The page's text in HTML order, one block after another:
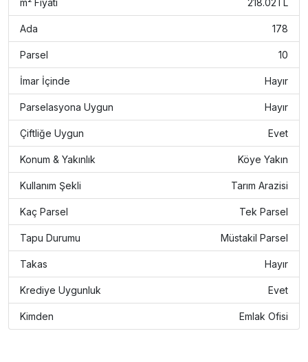
m² Fiyatı 218.02TL
Ada 178
Parsel 10
İmar İçinde Hayır
Parselasyona Uygun Hayır
Çiftliğe Uygun Evet
Konum & Yakınlık Köye Yakın
Kullanım Şekli Tarım Arazisi
Kaç Parsel Tek Parsel
Tapu Durumu Müstakil Parsel
Takas Hayır
Krediye Uygunluk Evet
Kimden Emlak Ofisi